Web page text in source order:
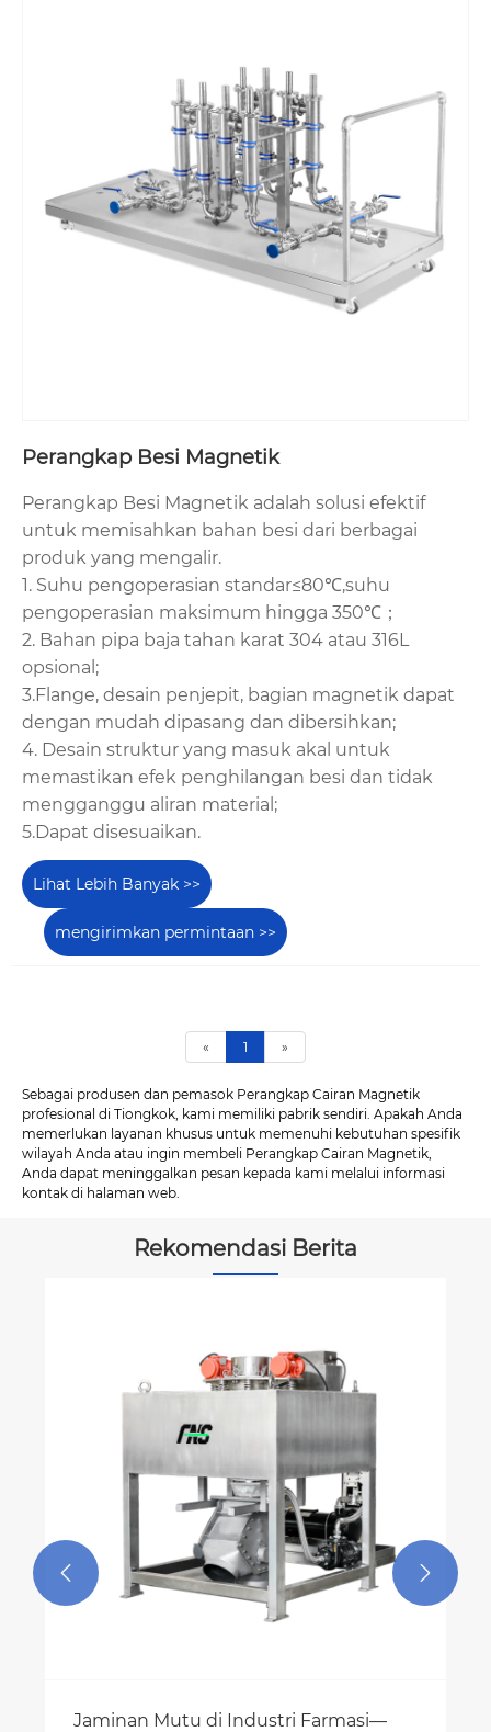
Perangkap Besi Magnetik
Perangkap Besi Magnetik adalah solusi efektif
untuk memisahkan bahan besi dari berbagai
produk yang mengalir.
1. Suhu pengoperasian standar≤80℃,suhu
pengoperasian maksimum hingga 350℃；
2. Bahan pipa baja tahan karat 304 atau 316L
opsional;
3.Flange, desain penjepit, bagian magnetik dapat
dengan mudah dipasang dan dibersihkan;
4. Desain struktur yang masuk akal untuk
memastikan efek penghilangan besi dan tidak
mengganggu aliran material;
5.Dapat disesuaikan.
Lihat Lebih Banyak >>
mengirimkan permintaan >>
« 1 »
Sebagai produsen dan pemasok Perangkap Cairan Magnetik
profesional di Tiongkok, kami memiliki pabrik sendiri. Apakah Anda
memerlukan layanan khusus untuk memenuhi kebutuhan spesifik
wilayah Anda atau ingin membeli Perangkap Cairan Magnetik,
Anda dapat meninggalkan pesan kepada kami melalui informasi
kontak di halaman web.
Rekomendasi Berita
Jaminan Mutu di Industri Farmasi—
 